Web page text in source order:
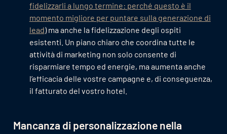
fidelizzarli a lungo termine: perché questo è il
momento migliore per puntare sulla generazione di
lead) ma anche la fidelizzazione degli ospiti
esistenti. Un piano chiaro che coordina tutte le
attività di marketing non solo consente di
risparmiare tempo ed energie, ma aumenta anche
l’efficacia delle vostre campagne e, di conseguenza,
il fatturato del vostro hotel.
Mancanza di personalizzazione nella